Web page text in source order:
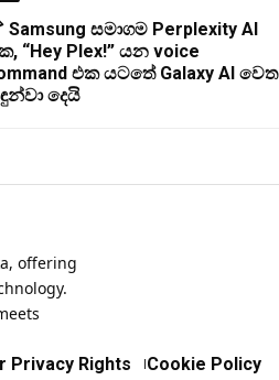
Samsung සමාගම Perplexity AI
“Hey Plex!” යන voice
එක යටතේ Galaxy AI වෙත
දෙයි
offering
Privacy Rights Cookie Policy